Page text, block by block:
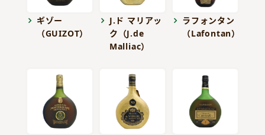
ギゾー
（GUIZOT）
J.ド マリアッ
ク（J.de
Malliac）
ラフォンタン
（Lafontan）